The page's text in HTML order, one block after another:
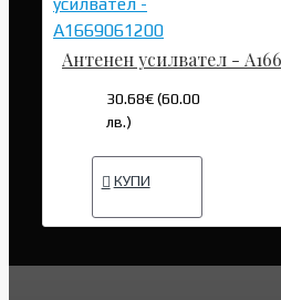
Антенен усилвател -
30.68€ (60.00
лв.)
КУПИ